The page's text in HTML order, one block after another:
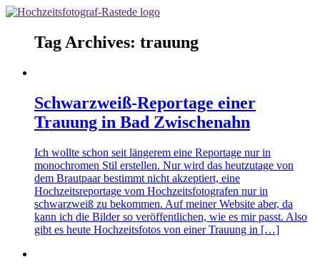
Tag Archives: trauung
Schwarzweiß-Reportage einer
Trauung in Bad Zwischenahn
Ich wollte schon seit längerem eine Reportage nur in
monochromen Stil erstellen. Nur wird das heutzutage von
dem Brautpaar bestimmt nicht akzeptiert, eine
Hochzeitsreportage vom Hochzeitsfotografen nur in
schwarzweiß zu bekommen. Auf meiner Website aber, da
kann ich die Bilder so veröffentlichen, wie es mir passt. Also
gibt es heute Hochzeitsfotos von einer Trauung in […]